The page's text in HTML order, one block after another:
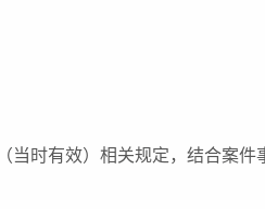
时有效）相关规定，结合案件